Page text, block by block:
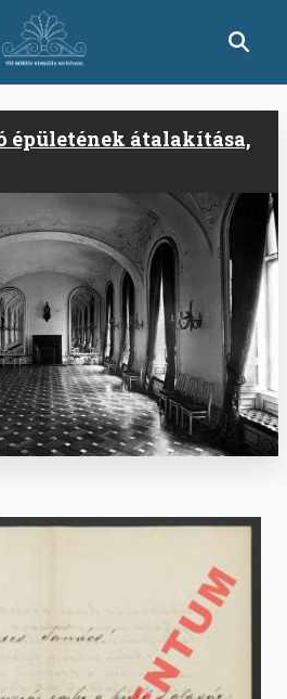
épületének átalakítása,